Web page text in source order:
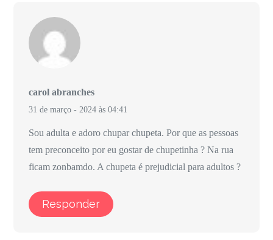
carol abranches
31 de março - 2024 às 04:41
Sou adulta e adoro chupar chupeta. Por que as pessoas
tem preconceito por eu gostar de chupetinha ? Na rua
ficam zonbamdo. A chupeta é prejudicial para adultos ?
Responder